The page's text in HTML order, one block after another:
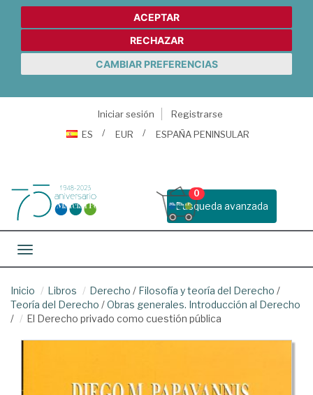
ACEPTAR
RECHAZAR
CAMBIAR PREFERENCIAS
Iniciar sesión
Registrarse
ES
EUR ESPAÑA PENINSULAR
Busqueda avanzada
0
Toggle navigation
Inicio Libros Derecho / Filosofía y teoría del Derecho /
Teoría del Derecho /Obras generales. Introducción al Derecho
/
El Derecho privado como cuestión pública